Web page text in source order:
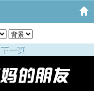
下一页